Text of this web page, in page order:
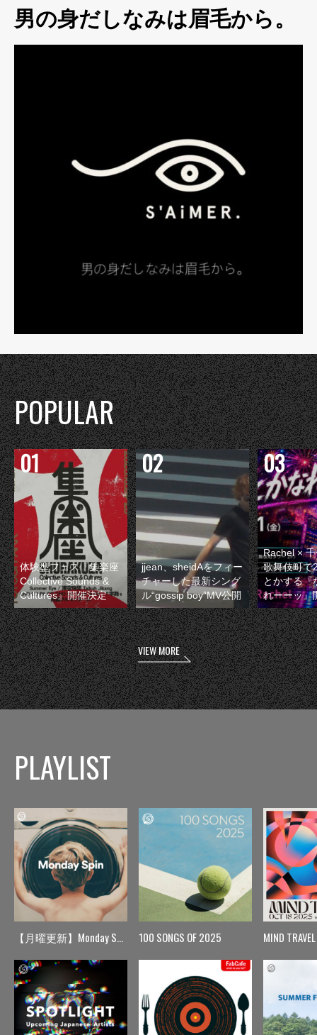
男の身だしなみは眉毛から。
POPULAR
体験型フェス『集楽座
Collective Sounds &
Cultures』開催決定
jjean、sheidAをフィー
チャーした最新シング
ル“gossip boy”MV公開
Rachel ×
歌舞伎町で
とかする『
れーーッ』
VIEW MORE
PLAYLIST
【月曜更新】Monday Spin 100 SONGS OF 2025 MIND TRAVEL